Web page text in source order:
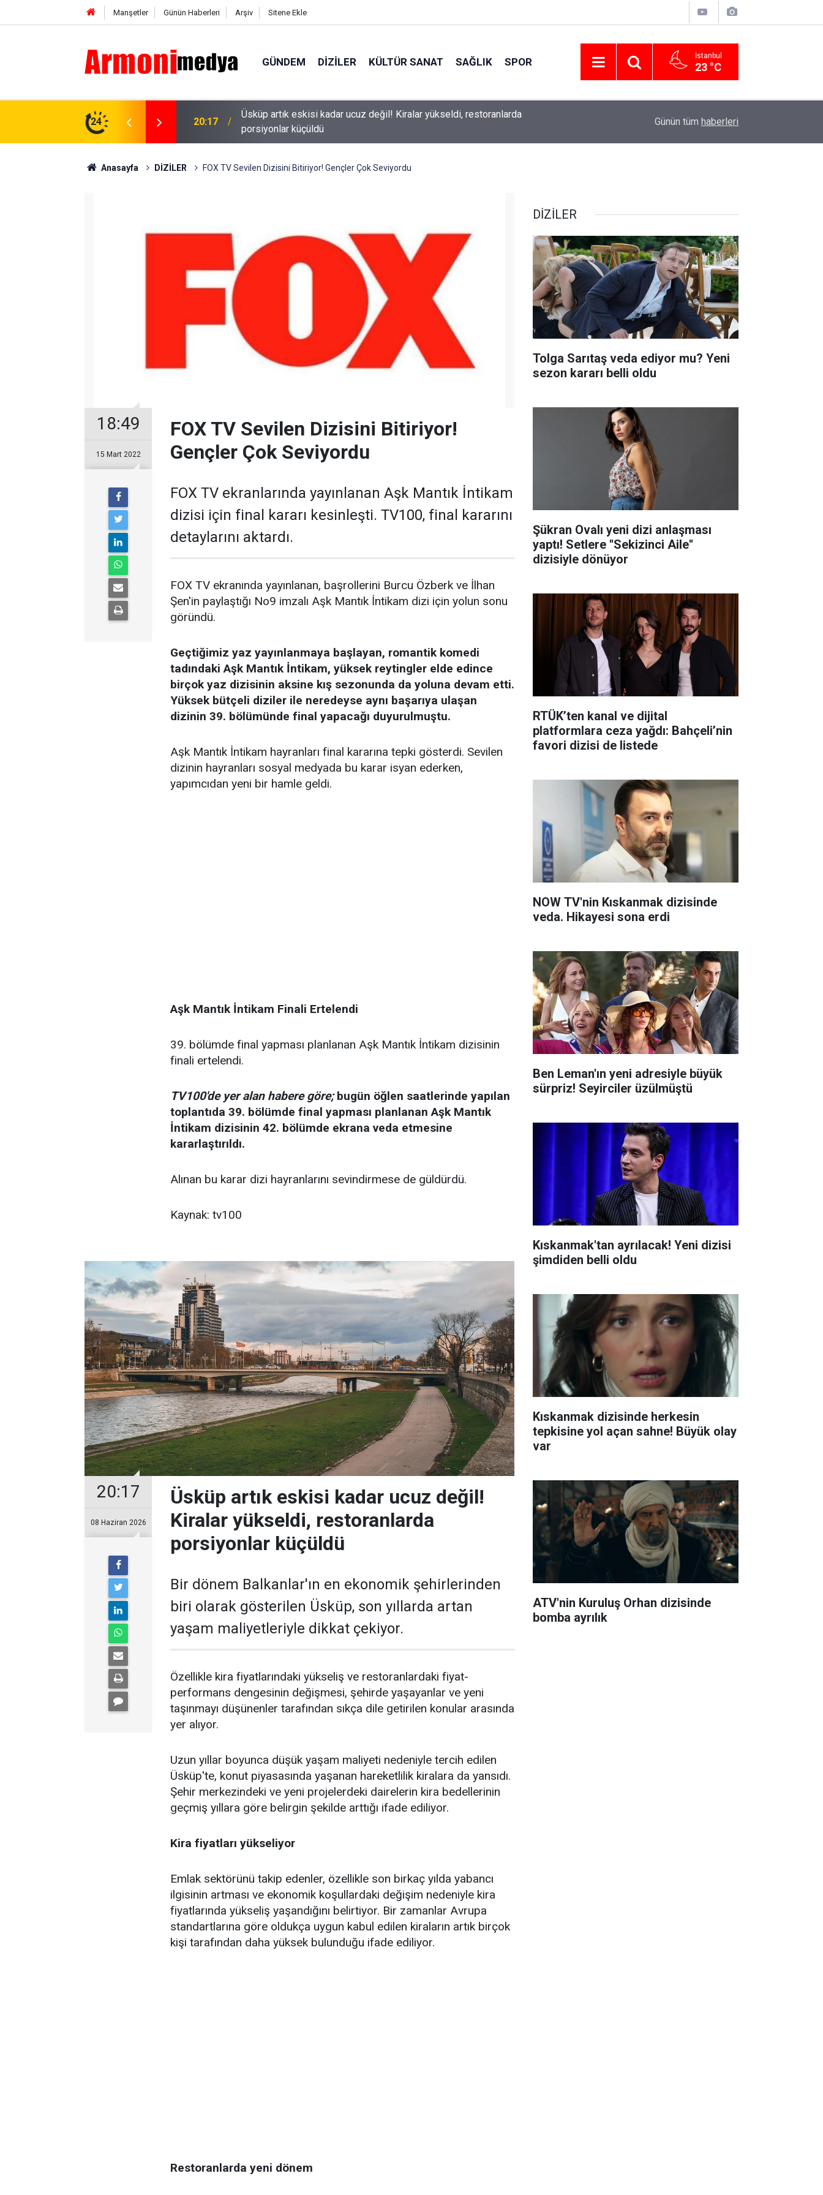
Manşetler Günün Haberleri Arşiv Sitene Ekle
GÜNDEM DIZILER KÜLTÜR SANAT SAĞLIK SPOR İstanbul
23 °C
24
Kiralar yükseldi, restoranlarda
18:53 Tolga Sarıtaş veda ediyor mu? Yeni sezon kararı belli oldu Nevşin Mengü kötü haberi verdi! Üstünlük AK
Günün tüm haberleri
Anasayfa DİZİLER FOX TV Sevilen Dizisini Bitiriyor! Gençler Çok Seviyordu
18:49
15 Mart 2022
FOX TV Sevilen Dizisini Bitiriyor!
Gençler Çok Seviyordu
FOX TV ekranlarında yayınlanan Aşk Mantık İntikam
dizisi için final kararı kesinleşti. TV100, final kararını
detaylarını aktardı.
FOX TV ekranında yayınlanan, başrollerini Burcu Özberk ve İlhan
Şen'in paylaştığı No9 imzalı Aşk Mantık İntikam dizi için yolun sonu
göründü.
Geçtiğimiz yaz yayınlanmaya başlayan, romantik komedi
tadındaki Aşk Mantık İntikam, yüksek reytingler elde edince
birçok yaz dizisinin aksine kış sezonunda da yoluna devam etti.
Yüksek bütçeli diziler ile neredeyse aynı başarıya ulaşan
dizinin 39. bölümünde final yapacağı duyurulmuştu.
Aşk Mantık İntikam hayranları final kararına tepki gösterdi. Sevilen
dizinin hayranları sosyal medyada bu karar isyan ederken,
yapımcıdan yeni bir hamle geldi.
Aşk Mantık İntikam Finali Ertelendi
39. bölümde final yapması planlanan Aşk Mantık İntikam dizisinin
finali ertelendi.
TV100'de yer alan habere göre;bugün öğlen saatlerinde yapılan
toplantıda 39. bölümde final yapması planlanan Aşk Mantık
İntikam dizisinin 42. bölümde ekrana veda etmesine
kararlaştırıldı.
Alınan bu karar dizi hayranlarını sevindirmese de güldürdü.
Kaynak: tv100
20:17
08 Haziran 2026
Üsküp artık eskisi kadar ucuz değil!
Kiralar yükseldi, restoranlarda
porsiyonlar küçüldü
Bir dönem Balkanlar'ın en ekonomik şehirlerinden
biri olarak gösterilen Üsküp, son yıllarda artan
yaşam maliyetleriyle dikkat çekiyor.
Özellikle kira fiyatlarındaki yükseliş ve restoranlardaki fiyat-
performans dengesinin değişmesi, şehirde yaşayanlar ve yeni
taşınmayı düşünenler tarafından sıkça dile getirilen konular arasında
yer alıyor.
Uzun yıllar boyunca düşük yaşam maliyeti nedeniyle tercih edilen
Üsküp'te, konut piyasasında yaşanan hareketlilik kiralara da yansıdı.
Şehir merkezindeki ve yeni projelerdeki dairelerin kira bedellerinin
geçmiş yıllara göre belirgin şekilde arttığı ifade ediliyor.
Kira fiyatları yükseliyor
Emlak sektörünü takip edenler, özellikle son birkaç yılda yabancı
ilgisinin artması ve ekonomik koşullardaki değişim nedeniyle kira
fiyatlarında yükseliş yaşandığını belirtiyor. Bir zamanlar Avrupa
standartlarına göre oldukça uygun kabul edilen kiraların artık birçok
kişi tarafından daha yüksek bulunduğu ifade ediliyor.
Restoranlarda yeni dönem
DİZİLER
Tolga Sarıtaş veda ediyor mu? Yeni
sezon kararı belli oldu
Şükran Ovalı yeni dizi anlaşması
yaptı! Setlere ''Sekizinci Aile''
dizisiyle dönüyor
RTÜK’ten kanal ve dijital
platformlara ceza yağdı: Bahçeli’nin
favori dizisi de listede
NOW TV'nin Kıskanmak dizisinde
veda. Hikayesi sona erdi
Ben Leman'ın yeni adresiyle büyük
sürpriz! Seyirciler üzülmüştü
Kıskanmak'tan ayrılacak! Yeni dizisi
şimdiden belli oldu
Kıskanmak dizisinde herkesin
tepkisine yol açan sahne! Büyük olay
var
ATV'nin Kuruluş Orhan dizisinde
bomba ayrılık